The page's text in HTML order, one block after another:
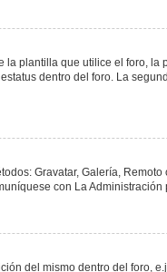
plantilla que utilice el foro, la
dentro del foro. La
Gravatar, Galería,
con La Administración
del mismo dentro del foro,